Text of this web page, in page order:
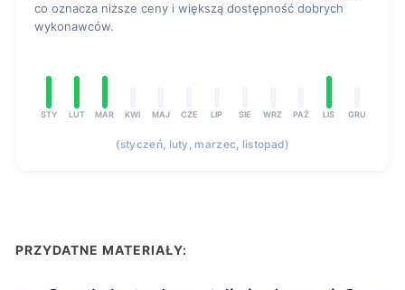
co oznacza niższe ceny i większą dostępność dobrych
wykonawców.
STY LUT MAR KWI MAJ CZE LIP SIE WRZ PAŹ LIS GRU
(styczeń, luty, marzec, listopad)
PRZYDATNE MATERIAŁY: